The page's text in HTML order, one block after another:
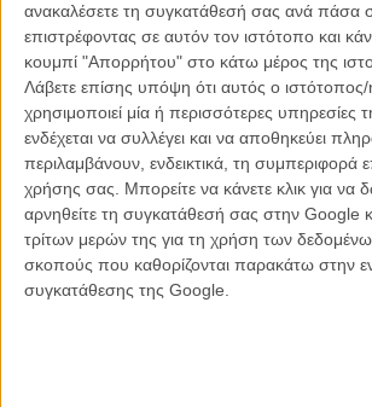
ανακαλέσετε τη συγκατάθεσή σας ανά πάσα
επιστρέφοντας σε αυτόν τον ιστότοπο και
κουμπί "Απορρήτου" στο κάτω μέρος της
Λάβετε επίσης υπόψη ότι αυτός ο
χρησιμοποιεί μία ή περισσότερες υπηρεσίες
ενδέχεται να συλλέγει και να αποθηκεύει
περιλαμβάνουν, ενδεικτικά, τη συμπεριφορά
χρήσης σας. Μπορείτε να κάνετε κλικ για να
αρνηθείτε τη συγκατάθεσή σας στην Google
τρίτων μερών της για τη χρήση των
σκοπούς που καθορίζονται παρακάτω στην
συγκατάθεσης της Google.
ΝΕΑ /11 ΝΟΕ 2011/ Flix Team
Παρασκευή 11.11: τι να δείτε στο
Θεσσαλονίκης
ΝΕΑ / 11 ΝΟΕ 2011 / Λήδα Γαλανού
Οι νικητές του Φεστιβάλ
του Flix!
ΝΕΑ /14 ΝΟΕ 2011/ Flix Team
Porfirio Trailer